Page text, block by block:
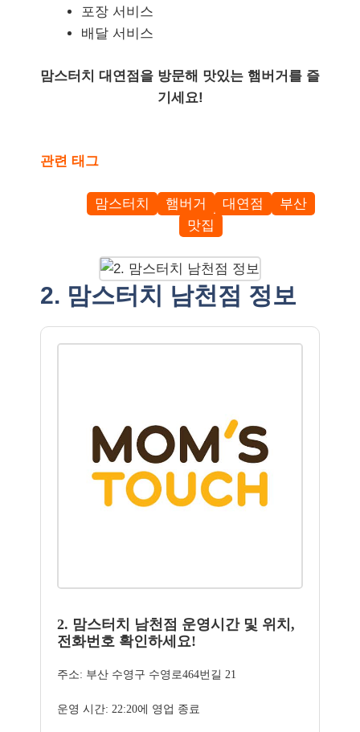
포장 서비스
배달 서비스
맘스터치 대연점을 방문해 맛있는 햄버거를 즐
기세요!
관련 태그
맘스터치 햄버거 대연점
부산
맛집
2. 맘스터치 남천점 정보
2. 맘스터치 남천점 운영시간 및 위치,
전화번호 확인하세요!
주소: 부산 수영구 수영로464번길 21
운영 시간: 22:20에 영업 종료